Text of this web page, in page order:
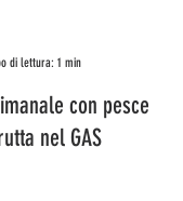
di lettura: 1 min
con pesce
nel GAS